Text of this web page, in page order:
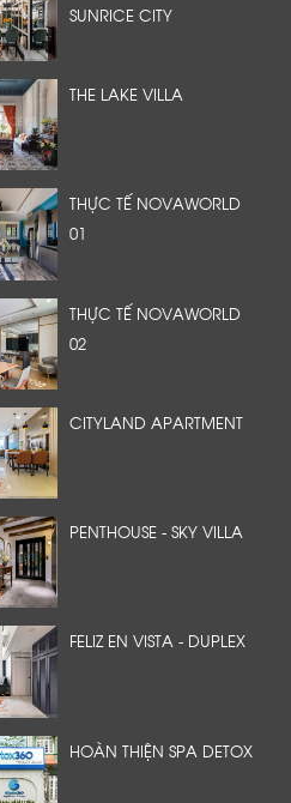
SUNRICE CITY
THE LAKE VILLA
THỰC TẾ NOVAWORLD
01
THỰC TẾ NOVAWORLD
02
CITYLAND APARTMENT
PENTHOUSE - SKY VILLA
FELIZ EN VISTA - DUPLEX
HOÀN THIỆN SPA DETOX